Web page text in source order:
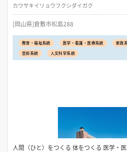
カワサキイリョウフクシダイガク
[岡山県]倉敷市松島288
教育・福祉系統 医学・看護・医療系統 家政
芸術系統
人文科学系統
人間（ひと）をつくる 体をつくる 医学・